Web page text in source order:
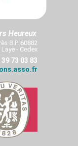
Heureux
B.P. 60882
- Cedex
73 03 83